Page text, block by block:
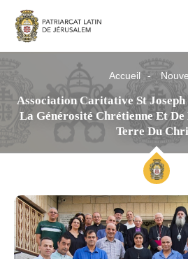
Accueil
Association Caritative St
La Générosité Chrétienne Et
Terre Du